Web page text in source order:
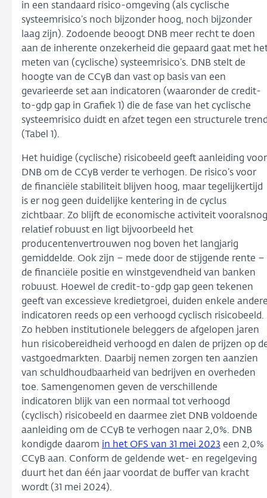
in een standaard risico-omgeving (als cyclische
systeemrisico’s noch bijzonder hoog, noch bijzonder
laag zijn). Zodoende beoogt DNB meer recht te doen
aan de inherente onzekerheid die gepaard gaat met
meten van (cyclische) systeemrisico’s. DNB stelt de
hoogte van de CCyB dan vast op basis van een
gevarieerde set aan indicatoren (waaronder de credit-
to-gdp gap in Grafiek 1) die de fase van het cyclische
systeemrisico duidt en afzet tegen een structurele
(Tabel 1).
Het huidige (cyclische) risicobeeld geeft aanleiding voor
DNB om de CCyB verder te verhogen. De risico’s voor
de financiële stabiliteit blijven hoog, maar tegelijkertijd
is er nog geen duidelijke kentering in de cyclus
zichtbaar. Zo blijft de economische activiteit vooralsnog
relatief robuust en ligt bijvoorbeeld het
producentenvertrouwen nog boven het langjarig
gemiddelde. Ook zijn – mede door de stijgende rente –
de financiële positie en winstgevendheid van banken
robuust. Hoewel de credit-to-gdp gap geen tekenen
geeft van excessieve kredietgroei, duiden enkele
indicatoren reeds op een verhoogd cyclisch risicobeeld.
Zo hebben institutionele beleggers de afgelopen jaren
hun risicobereidheid verhoogd en dalen de prijzen op
vastgoedmarkten. Daarbij nemen zorgen ten aanzien
van schuldhoudbaarheid van bedrijven en overheden
toe. Samengenomen geven de verschillende
indicatoren blijk van een normaal tot verhoogd
(cyclisch) risicobeeld en daarmee ziet DNB voldoende
aanleiding om de CCyB te verhogen naar 2,0%. DNB
kondigde daarom in het OFS van 31 mei 2023 een 2,0%
CCyB aan. Conform de geldende wet- en regelgeving
duurt het dan één jaar voordat de buffer van kracht
wordt (31 mei 2024).